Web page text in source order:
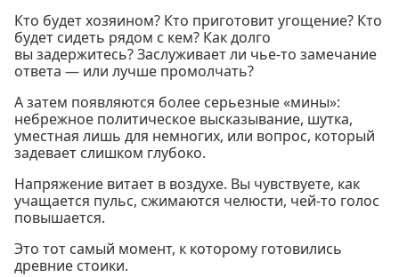
Кто будет хозяином? Кто приготовит угощение? Кто
будет сидеть рядом с кем? Как долго
вы задержитесь? Заслуживает ли чье-то замечание
ответа — или лучше промолчать?
А затем появляются более серьезные «мины»:
небрежное политическое высказывание, шутка,
уместная лишь для немногих, или вопрос, который
задевает слишком глубоко.
Напряжение витает в воздухе. Вы чувствуете, как
учащается пульс, сжимаются челюсти, чей-то голос
повышается.
Это тот самый момент, к которому готовились
древние стоики.